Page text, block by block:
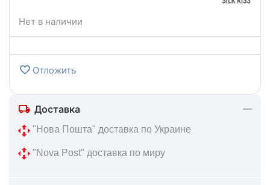
Нет в наличии
Отложить
Доставка
"Нова Пошта" доставка по Украине
"Nova Post" доставка по миру